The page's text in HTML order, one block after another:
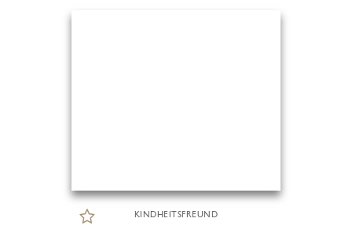
KINDHEITSFREUND